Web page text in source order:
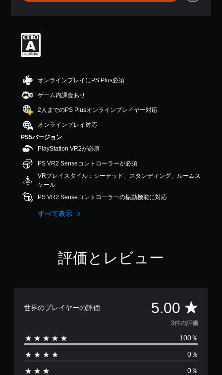
均
5
段
階
の
5
で
オンラインプレイにPS Plus必須
ゲーム内課金あり
2人までのPS Plusオンラインプレイヤー対応
オンラインプレイ対応
PS5バージョン
PlayStation VR2が必須
PS VR2 Senseコントローラーが必須
VRプレイスタイル：シーテッド、スタンディング、ルームス
ケール
PS VR2 Senseコントローラーの振動機能に対応
すべて表示
評価とレビュー
世界のプレイヤーの評価 5.00 評
価
数
は
3件の評価
100％
0％
0％